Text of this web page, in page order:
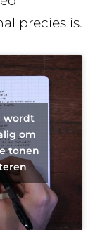
precies is.
wordt
om
tonen